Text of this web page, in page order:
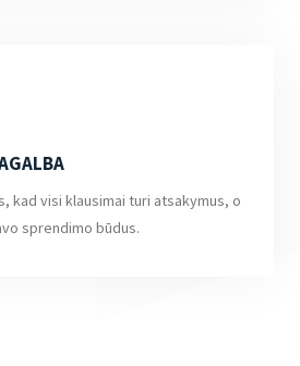
kad visi klausimai turi atsakymus, o
sprendimo būdus.